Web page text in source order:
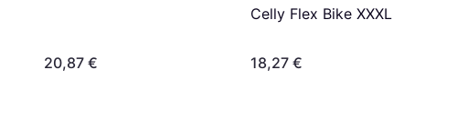
20,87 €
Celly Flex Bike XXXL
18,27 €